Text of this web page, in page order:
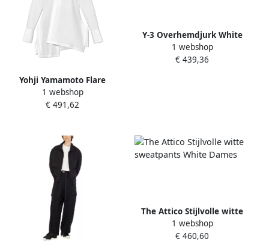
Yohji Yamamoto Flare
Blouse White Dames
1 webshop
€ 491,62
Y-3 Overhemdjurk White
Dames
1 webshop
€ 439,36
The Attico Stijlvolle witte
sweatpants White Dames
1 webshop
€ 460,60